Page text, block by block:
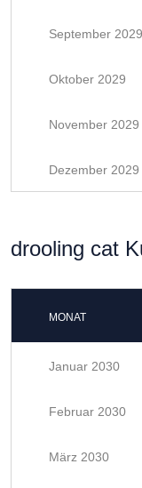
September 2029
Oktober 2029
November 2029
Dezember 2029
drooling cat
MONAT
Januar 2030
Februar 2030
März 2030